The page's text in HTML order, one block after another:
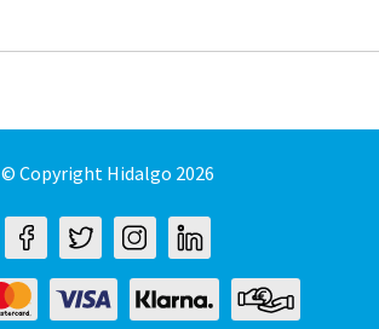
© Copyright Hidalgo 2026